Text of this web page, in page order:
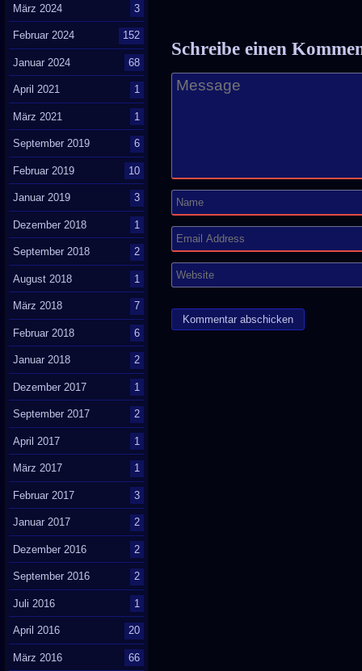
Schreibe einen
März 2024 3
Februar 2024 152
Januar 2024 68
April 2021 1
März 2021 1
September 2019 6
Februar 2019 10
Januar 2019 3
Dezember 2018 1
September 2018 2
August 2018 1
März 2018 7
Februar 2018 6
Januar 2018 2
Dezember 2017 1
September 2017 2
April 2017 1
März 2017 1
Februar 2017 3
Januar 2017 2
Dezember 2016 2
September 2016 2
Juli 2016 1
April 2016 20
März 2016 66